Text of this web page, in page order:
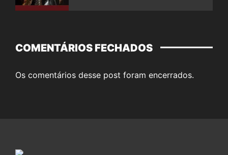
COMENTÁRIOS FECHADOS
Os comentários desse post foram encerrados.